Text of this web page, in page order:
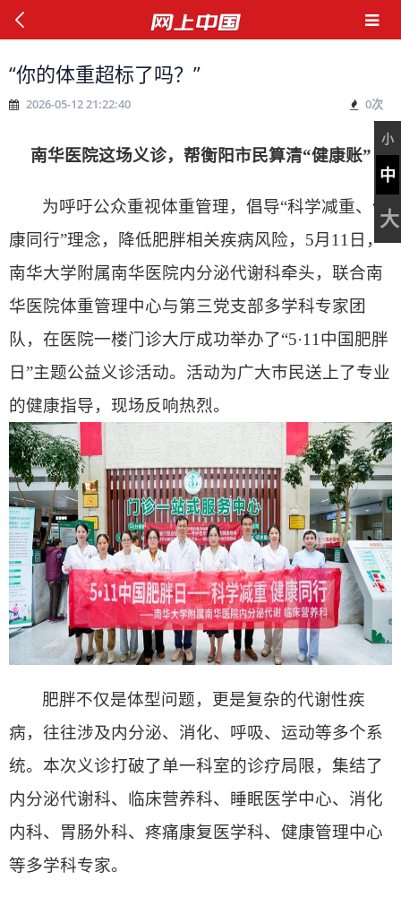
“你的体重超标了吗？”
2026-05-12 21:22:40 0次
小
中
大
南华医院这场义诊，帮衡阳市民算清“健康账”
为呼吁公众重视体重管理，倡导“科学减重、健
康同行”理念，降低肥胖相关疾病风险， 5月 11 日，
南华大学附属南华医院内分泌代谢科牵头，联合南
华医院体重管理中心与第三党支部多学科专家团
队，在医院一楼门诊大厅成功举办了“5·11 中国肥胖
日”主题公益义诊活动。活动为广大市民送上了专业
的健康指导，现场反响热烈。
肥胖不仅是体型问题，更是复杂的代谢性疾
病，往往涉及内分泌、消化、呼吸、运动等多个系
统。本次义诊打破了单一科室的诊疗局限，集结了
内分泌代谢科、临床营养科、睡眠医学中心、消化
内科、胃肠外科、疼痛康复医学科、健康管理中心
等多学科专家。